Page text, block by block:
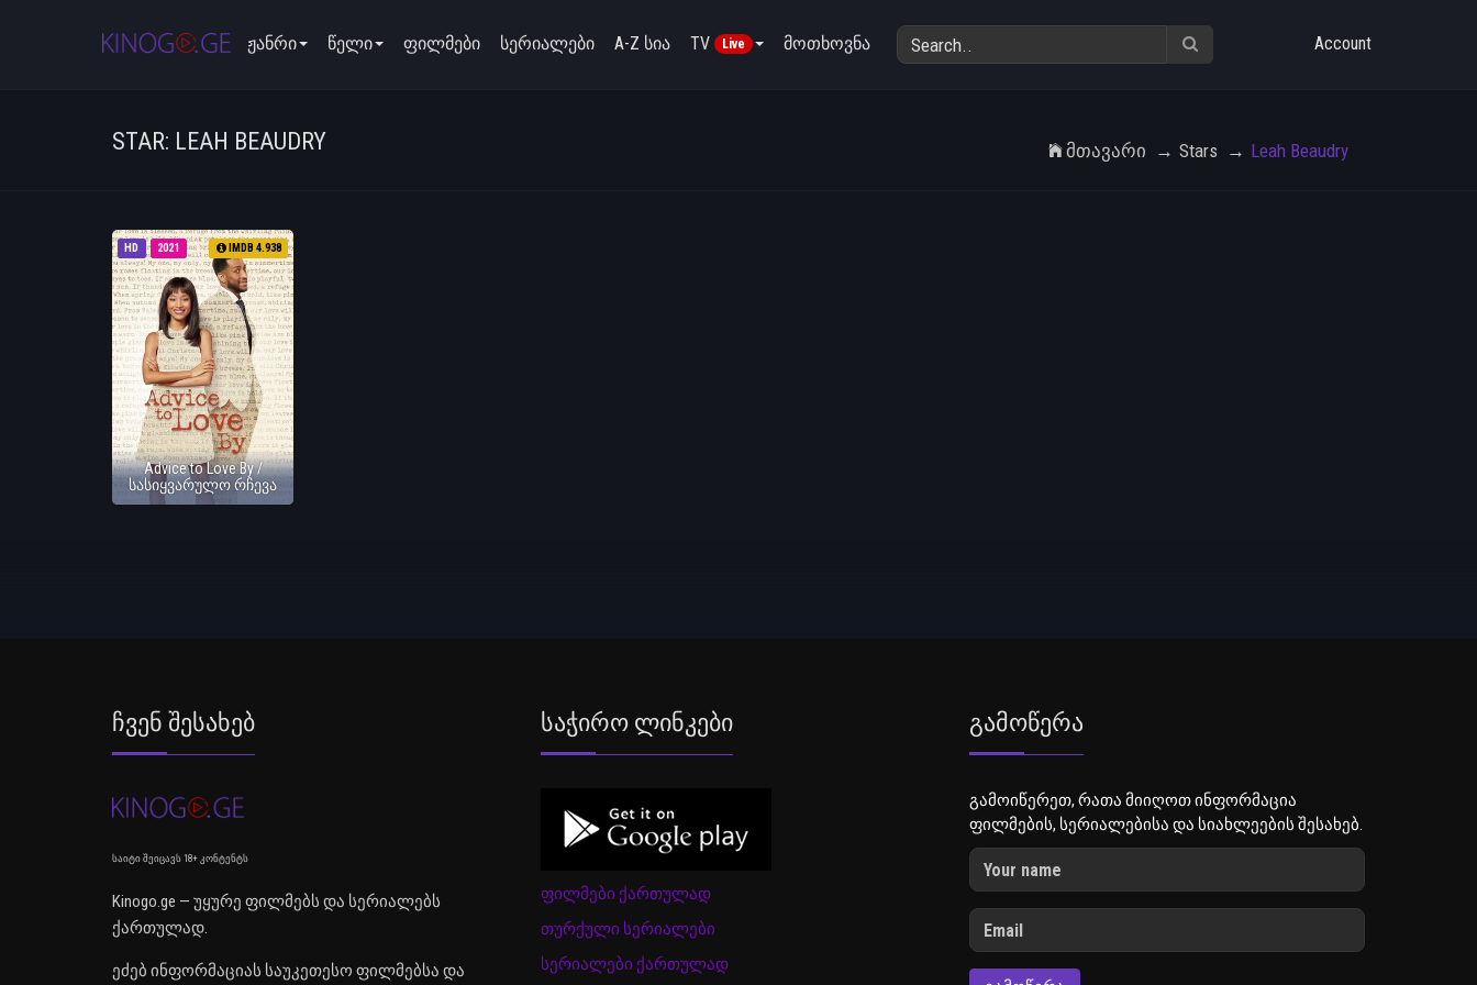
ჟანრი წელი ფილმები სერიალები A-Z სია TV Live მოთხოვნა Account
STAR: LEAH BEAUDRY Მთავარი Stars Leah Beaudry
HD 2021 IMDB 4.938
Advice to Love By /
სასიყვარულო რჩევა
Ჩვენ Შესახებ
საიტი შეიცავს 18+ კონტენტს
Kinogo.ge — უყურე ფილმებს და სერიალებს
ქართულად.
ეძებ ინფორმაციას საუკეთესო ფილმებსა და
Საჭირო Ლინკები
ფილმები ქართულად
თურქული სერიალები
სერიალები ქართულად
Გამოწერა
გამოიწერეთ, რათა მიიღოთ ინფორმაცია
ფილმების, სერიალებისა და სიახლეების შესახებ.